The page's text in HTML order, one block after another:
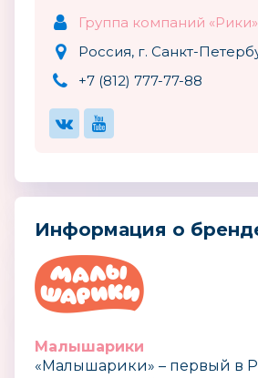
Группа компаний «Рики»
Россия, г. Санкт-
+7 (812) 777-77-88
Информация о
Малышарики
«Малышарики» – первый в